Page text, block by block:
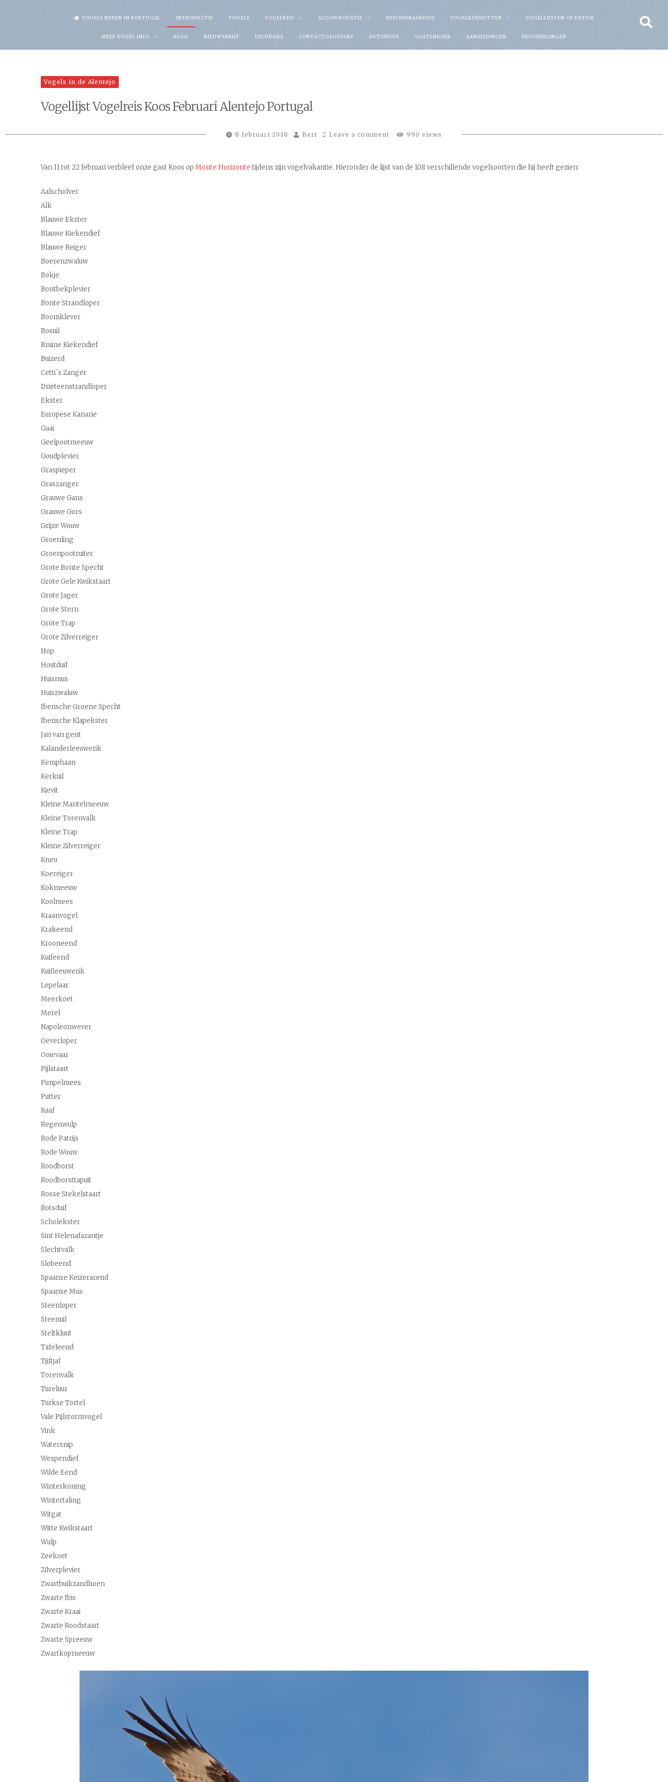
VOGELS KIJKEN IN PORTUGAL INTRODUCTIE VOGELS VOGELREIS ACCOMMODATIE BESCHIKBAARHEID VOGELKIJKHUTTEN VOGELLIJSTEN OP DATUM
MEER VOGEL INFO BLOG NIEUWSBRIEF EXCURSIES CONTACTGEGEVENS AUTOHUUR GASTENBOEK AANBIEDINGEN BEOORDELINGEN
Vogels in de Alentejo
Vogellijst Vogelreis Koos Februari Alentejo Portugal
8 februari 2018 Bert Leave a comment 990 views
Van 11 tot 22 februari verbleef onze gast Koos op Monte Horizonte tijdens zijn vogelvakantie. Hieronder de lijst van de 108 verschillende vogelsoorten die hij heeft gezien:
Aalscholver
Alk
Blauwe Ekster
Blauwe Kiekendief
Blauwe Reiger
Boerenzwaluw
Bokje
Bontbekplevier
Bonte Strandloper
Boomklever
Bosuil
Bruine Kiekendief
Buizerd
Cetti´s Zanger
Drieteenstrandloper
Ekster
Europese Kanarie
Gaai
Geelpootmeeuw
Goudplevier
Graspieper
Graszanger
Grauwe Gans
Grauwe Gors
Grijze Wouw
Groenling
Groenpootruiter
Grote Bonte Specht
Grote Gele Kwikstaart
Grote Jager
Grote Stern
Grote Trap
Grote Zilverreiger
Hop
Houtduif
Huismus
Huiszwaluw
Iberische Groene Specht
Iberische Klapekster
Jan van gent
Kalanderleeuwerik
Kemphaan
Kerkuil
Kievit
Kleine Mantelmeeuw
Kleine Torenvalk
Kleine Trap
Kleine Zilverreiger
Kneu
Koereiger
Kokmeeuw
Koolmees
Kraanvogel
Krakeend
Krooneend
Kuifeend
Kuifleeuwerik
Lepelaar
Meerkoet
Merel
Napoleonwever
Oeverloper
Ooievaar
Pijlstaart
Pimpelmees
Putter
Raaf
Regenwulp
Rode Patrijs
Rode Wouw
Roodborst
Roodborsttapuit
Rosse Stekelstaart
Rotsduif
Scholekster
Sint Helenafazantje
Slechtvalk
Slobeend
Spaanse Keizerarend
Spaanse Mus
Steenloper
Steenuil
Steltkluut
Tafeleend
Tjiftjaf
Torenvalk
Tureluur
Turkse Tortel
Vale Pijlstormvogel
Vink
Watersnip
Wespendief
Wilde Eend
Winterkoning
Wintertaling
Witgat
Witte Kwikstaart
Wulp
Zeekoet
Zilverplevier
Zwartbuikzandhoen
Zwarte Ibis
Zwarte Kraai
Zwarte Roodstaart
Zwarte Spreeuw
Zwartkopmeeuw